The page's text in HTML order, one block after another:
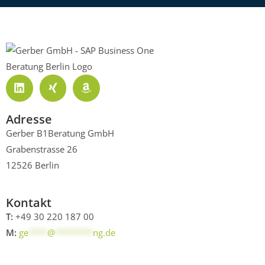
Adresse
Gerber B1Beratung GmbH
Grabenstrasse 26
12526 Berlin
Kontakt
T: +49 30 220 187 00
M: ge @ ng.de